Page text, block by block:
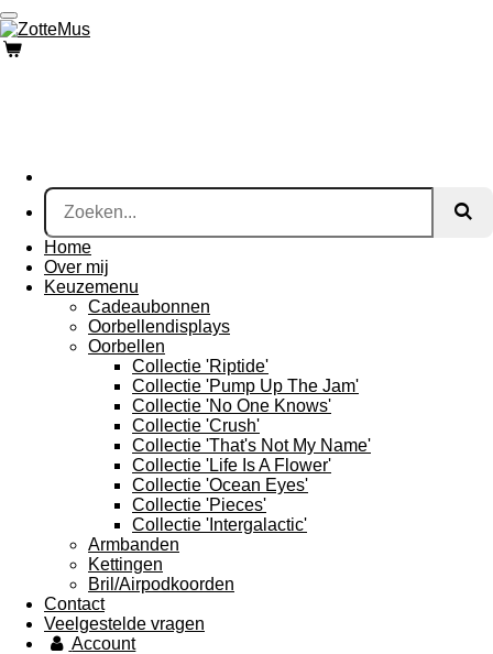
Ga
direct
naar
Home
Over mij
Keuzemenu
Cadeaubonnen
Oorbellendisplays
Oorbellen
Collectie 'Riptide'
Collectie 'Pump Up The Jam'
Collectie 'No One Knows'
Collectie 'Crush'
Collectie 'That's Not My Name'
Collectie 'Life Is A Flower'
Collectie 'Ocean Eyes'
Collectie 'Pieces'
Collectie 'Intergalactic'
Armbanden
Kettingen
Bril/Airpodkoorden
Contact
Veelgestelde vragen
Account